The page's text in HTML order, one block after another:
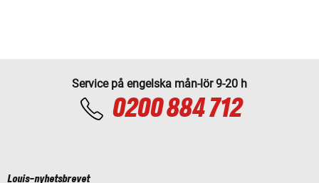
Service på engelska mån-lör 9-20 h
0200 884 712
Louis-nyhetsbrevet